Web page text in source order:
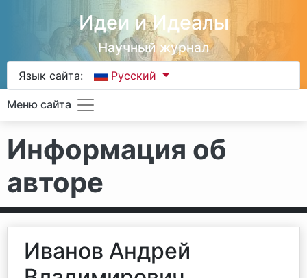
Идеи и Идеалы
Научный журнал
Язык сайта: Русский
Меню сайта
Информация об
авторе
Иванов Андрей